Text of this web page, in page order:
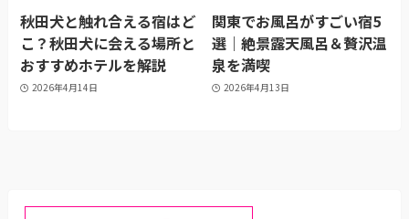
秋田犬と触れ合える宿はど
こ？秋田犬に会える場所と
おすすめホテルを解説
2026年4月14日
関東でお風呂がすごい宿5
選｜絶景露天風呂＆贅沢温
泉を満喫
2026年4月13日